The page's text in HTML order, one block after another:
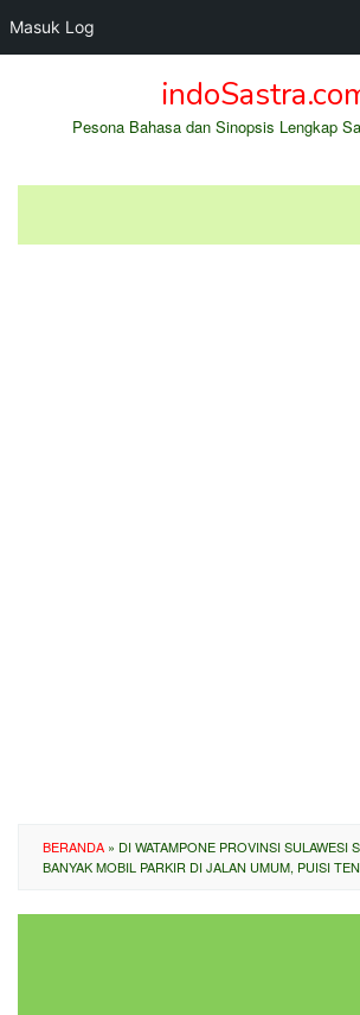
Masuk Log
Pesona Bahasa dan Sinopsis Lengkap
BERANDA » DI WATAMPONE PROVINSI SULAWESI
BANYAK MOBIL PARKIR DI JALAN UMUM, PUISI